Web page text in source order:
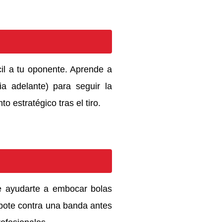
a tu oponente. Aprende a
adelante) para seguir la
estratégico tras el tiro.
ayudarte a embocar bolas
contra una banda antes